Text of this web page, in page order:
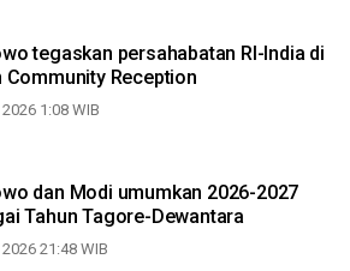
tegaskan persahabatan RI-India di
Community Reception
1:08 WIB
dan Modi umumkan 2026-2027
Tahun Tagore-Dewantara
21:48 WIB